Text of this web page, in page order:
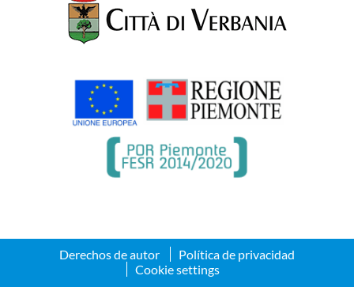
Derechos de autor
Política de privacidad
Cookie settings